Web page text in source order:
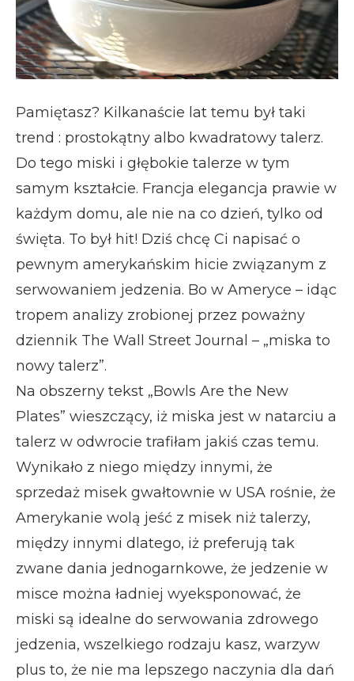
Pamiętasz? Kilkanaście lat temu był taki
trend : prostokątny albo kwadratowy talerz.
Do tego miski i głębokie talerze w tym
samym kształcie. Francja elegancja prawie w
każdym domu, ale nie na co dzień, tylko od
święta. To był hit! Dziś chcę Ci napisać o
pewnym amerykańskim hicie związanym z
serwowaniem jedzenia. Bo w Ameryce – idąc
tropem analizy zrobionej przez poważny
dziennik The Wall Street Journal – „miska to
nowy talerz”.
Na obszerny tekst „Bowls Are the New
Plates” wieszczący, iż miska jest w natarciu a
talerz w odwrocie trafiłam jakiś czas temu.
Wynikało z niego między innymi, że
sprzedaż misek gwałtownie w USA rośnie, że
Amerykanie wolą jeść z misek niż talerzy,
między innymi dlatego, iż preferują tak
zwane dania jednogarnkowe, że jedzenie w
misce można ładniej wyeksponować, że
miski są idealne do serwowania zdrowego
jedzenia, wszelkiego rodzaju kasz, warzyw
plus to, że nie ma lepszego naczynia dla dań